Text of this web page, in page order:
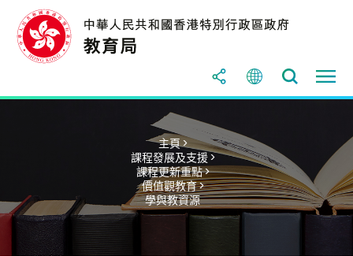
主頁 >
課程發展及支援 >
課程更新重點 >
價值觀教育 >
學與教資源